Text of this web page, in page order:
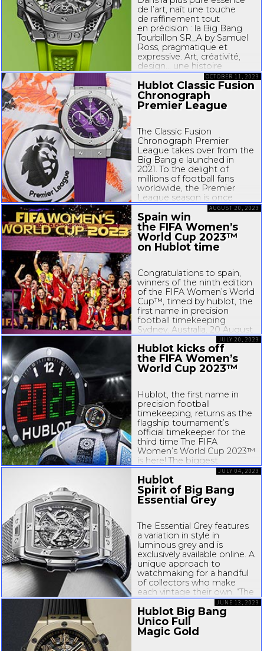
de l’art, naît une touche
de raffinement tout
en précision : la Big Bang
Tourbillon SR_A by Samuel
Ross, pragmatique et
expressive. Art, créativité,
design... une histoire
intemporelle du renouveau.
Dans ce processus cyclique
et naturel, Samuel Ross...
Hublot Classic Fusion
Chronograph
Premier League
The Classic Fusion
Chronograph Premier
League takes over from the
Big Bang e launched in
2021. To the delight of
millions of football fans
worldwide, the Premier
League season is once
again underway. Hublot
Loves Football, and we
couldn’t miss the
opportunity to release a
new limited edition...
OCTOBER 11, 2023
Spain win
the FIFA Women’s
World Cup 2023™
on Hublot time
Congratulations to spain,
winners of the ninth edition
of the FIFA Women’s World
Cup™, timed by hublot, the
first name in precision
football timekeeping
Sydney, Australia, 20 August
2023 – ongratulations Spain!
At a packed Stadium
Australia in Sydney, at
around lunchtime Swiss
time today, Spain...
AUGUST 20, 2023
Hublot kicks off
the FIFA Women’s
World Cup 2023™
Hublot, the first name in
precision football
timekeeping, returns as the
flagship tournament’s
official timekeeper for the
third time The FIFA
Women’s World Cup 2023™
is here! The biggest
tournament in the history of
the women’s game will kick
off today Australia and New
Zealand. Hublot will...
JULY 20, 2023
Hublot
Spirit of Big Bang
Essential Grey
The Essential Grey features
a variation in style in
luminous grey and is
exclusively available online. A
unique approach to
watchmaking for a handful
of collectors who make
each vintage their own. “The
watch industry tends to
cash in on major trends in
dial colours, such as blue or
green, which...
JULY 04, 2023
Hublot Big Bang
Unico Full
Magic Gold
JUNE 13, 2023